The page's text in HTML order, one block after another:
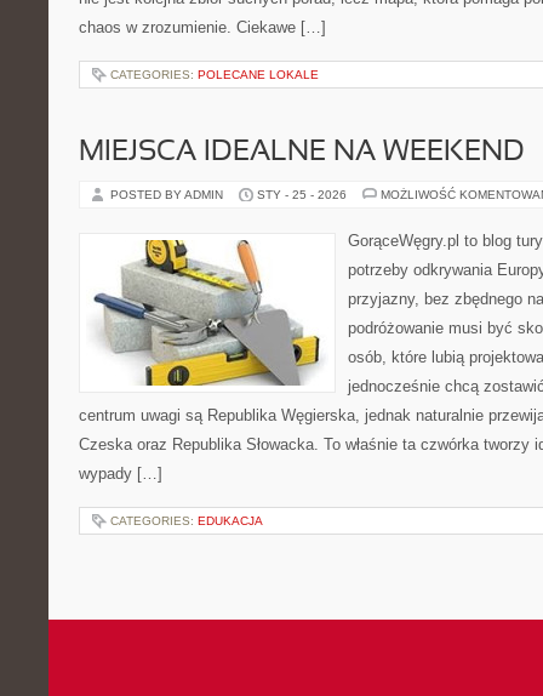
chaos w zrozumienie. Ciekawe […]
CATEGORIES: POLECANE LOKALE
MIEJSCA IDEALNE NA WEEKEND
POSTED BY ADMIN STY - 25 - 2026 MOŻLIWOŚĆ
GorąceWęgry.pl to blog
potrzeby odkrywania
przyjazny, bez zbędnego
podróżowanie musi być
osób, które lubią
jednocześnie chcą
centrum uwagi są Republika Węgierska, jednak naturalnie
Czeska oraz Republika Słowacka. To właśnie ta czwórka tworzy
wypady […]
CATEGORIES: EDUKACJA